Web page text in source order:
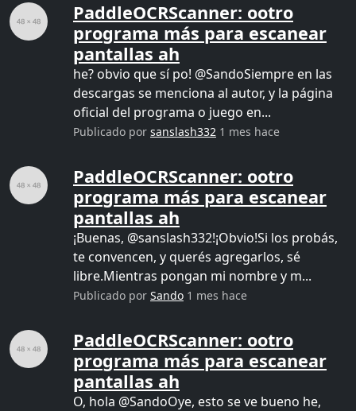
PaddleOCRScanner: ootro
programa más para escanear
pantallas ah
he? obvio que sí po! @SandoSiempre en las
descargas se menciona al autor, y la página
oficial del programa o juego en...
Publicado por sanslash332 1 mes hace
PaddleOCRScanner: ootro
programa más para escanear
pantallas ah
¡Buenas, @sanslash332!¡Obvio!Si los probás,
te convencen, y querés agregarlos, sé
libre.Mientras pongan mi nombre y m...
Publicado por Sando 1 mes hace
PaddleOCRScanner: ootro
programa más para escanear
pantallas ah
O, hola @SandoOye, esto se ve bueno he,